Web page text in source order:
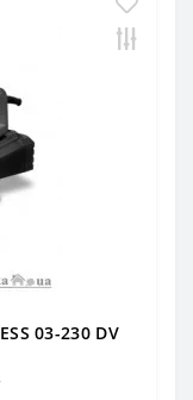
03-230 DV